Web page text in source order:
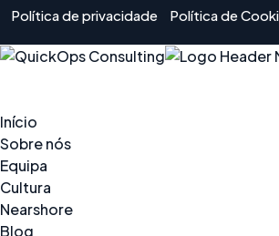
Política de privacidade
Política de
Início
Sobre nós
Equipa
Cultura
Nearshore
Blog